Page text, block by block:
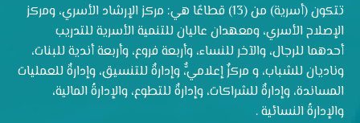
تتكون (أسرية) من (13) قطاعًا هي: مركز الإرشاد الأسري، ومركز
الإصلاح الأسري، ومعهدان عاليان للتنمية الأسرية للتدريب
أحدهما للرجال، والآخر للنساء، وأربعة فروع، وأربعة أندية للبنات،
وناديان للشباب، و مركزٌ إعلاميٌّ، وإدارةٌ للتنسيق، وإدارةٌ للعمليات
المساندة، وإدارةٌ للشراكات، وإدارةٌ للتطوع، والإدارةُ المالية،
والإدارةُ النسائية .